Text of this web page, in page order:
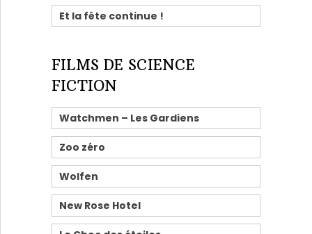
Et la fête continue !
FILMS DE SCIENCE
FICTION
Watchmen – Les Gardiens
Zoo zéro
Wolfen
New Rose Hotel